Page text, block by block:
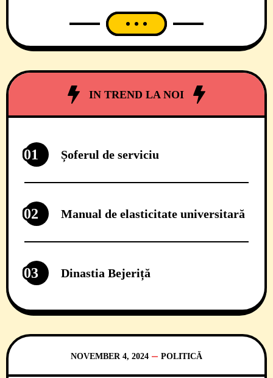
de mai bine de o săptămână: Alfred
Simonis de la PSD, proaspăt numit
președinte al CJ Timiș, și-a anunțat primii
Nicolae Robu de la PNL și cea a lui
IN TREND LA NOI
01 Șoferul de serviciu
02 Manual de elasticitate universitară
03 Dinastia Bejeriță
NOVEMBER 4, 2024 POLITICĂ